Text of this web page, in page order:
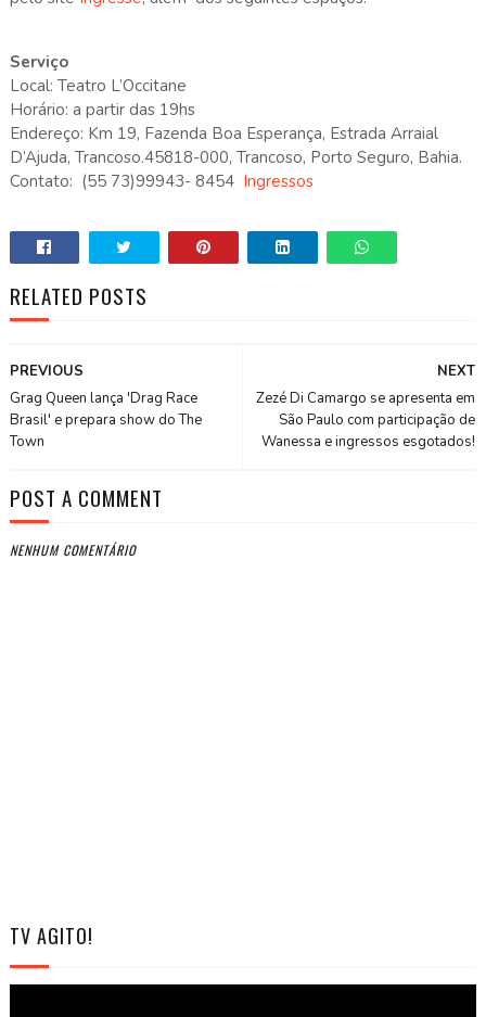
Serviço
Local: Teatro L’Occitane
Horário: a partir das 19hs
Endereço: Km 19, Fazenda Boa Esperança, Estrada Arraial
D’Ajuda, Trancoso.45818-000, Trancoso, Porto Seguro, Bahia.
Contato: (55 73)99943- 8454 Ingressos
RELATED POSTS
NEXT
Zezé Di Camargo se apresenta em
São Paulo com participação de
Wanessa e ingressos esgotados!
PREVIOUS
Grag Queen lança 'Drag Race
Brasil' e prepara show do The
Town
POST A COMMENT
NENHUM COMENTÁRIO
TV AGITO!